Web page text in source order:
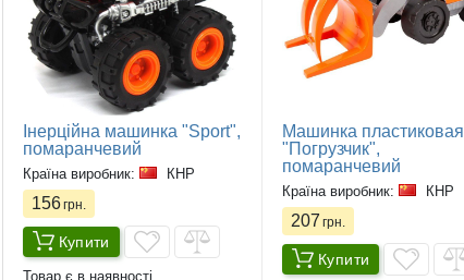
Інерційна машинка "Sport",
помаранчевий
Країна виробник: КНР
156грн.
Купити
Товар є в наявності
Машинка пластиковая
"Погрузчик",
помаранчевий
Країна виробник: КНР
207 грн.
Купити